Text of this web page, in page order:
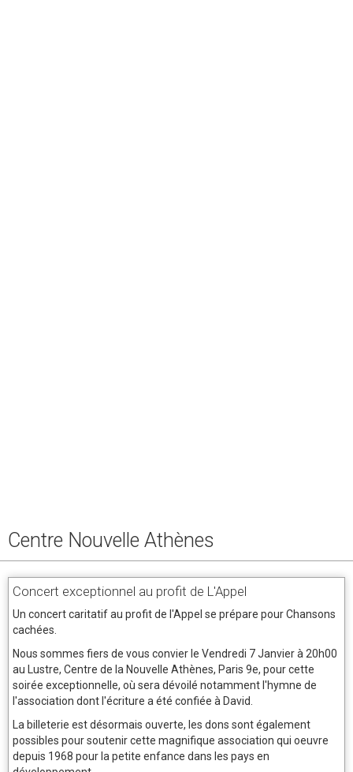
Centre Nouvelle Athènes
Concert exceptionnel au profit de L'Appel
Un concert caritatif au profit de l'Appel se prépare pour Chansons
cachées.
Nous sommes fiers de vous convier le Vendredi 7 Janvier à 20h00
au Lustre, Centre de la Nouvelle Athènes, Paris 9e, pour cette
soirée exceptionnelle, où sera dévoilé notamment l'hymne de
l'association dont l'écriture a été confiée à David.
La billeterie est désormais ouverte, les dons sont également
possibles pour soutenir cette magnifique association qui oeuvre
depuis 1968 pour la petite enfance dans les pays en